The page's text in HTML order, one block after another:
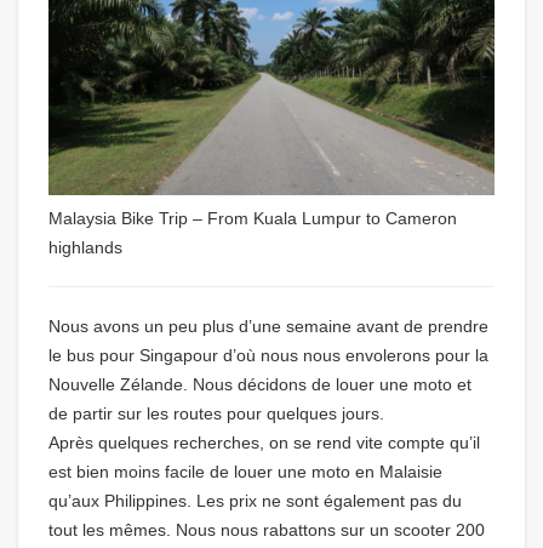
Malaysia Bike Trip – From Kuala Lumpur to Cameron
highlands
Nous avons un peu plus d’une semaine avant de prendre
le bus pour Singapour d’où nous nous envolerons pour la
Nouvelle Zélande. Nous décidons de louer une moto et
de partir sur les routes pour quelques jours.
Après quelques recherches, on se rend vite compte qu’il
est bien moins facile de louer une moto en Malaisie
qu’aux Philippines. Les prix ne sont également pas du
tout les mêmes. Nous nous rabattons sur un scooter 200